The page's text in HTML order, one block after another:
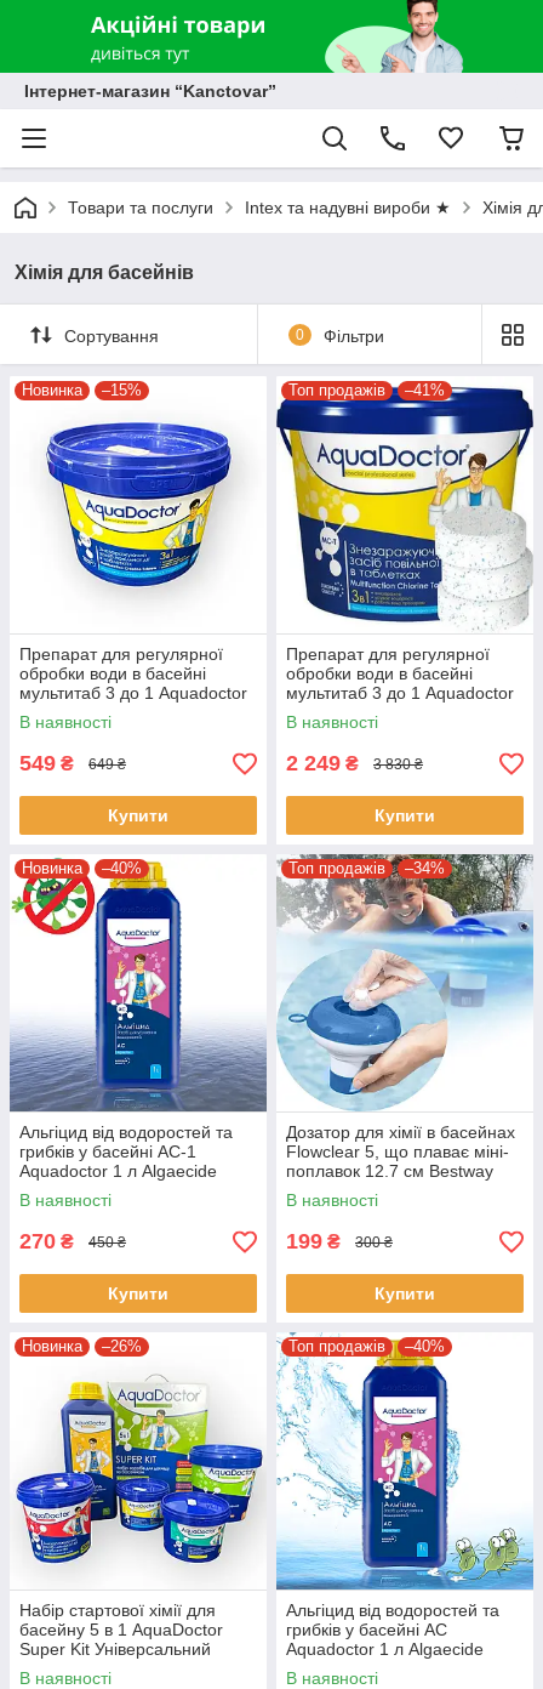
Інтернет-магазин “Kanctovar”
Товари та послуги Intex та надувні вироби ★ Хімія
Хімія для басейнів
Сортування 0 Фільтри
Новинка –15%
Препарат для регулярної
обробки води в басейні
мультитаб 3 до 1 Aquadoctor
1 кг таблетки 200 г
В наявності
549 ₴ 649 ₴
Купити
Топ продажів –41%
Препарат для регулярної
обробки води в басейні
мультитаб 3 до 1 Aquadoctor
5 кг таблетки 200 г
В наявності
2 249 ₴ 3 830 ₴
Купити
Новинка –40%
Альгіцид від водоростей та
грибків у басейні AC-1
Aquadoctor 1 л Algaecide
дезінфікуючий препарат
В наявності
270 ₴ 450 ₴
Купити
Топ продажів –34%
Дозатор для хімії в басейнах
Flowclear 5, що плаває міні-
поплавок 12.7 см Bestway
58210
В наявності
199 ₴ 300 ₴
Купити
Новинка –26%
Набір стартової хімії для
басейну 5 в 1 AquaDoctor
Super Kit Універсальний
набір хімії для басейну
В наявності
Топ продажів –40%
Альгіцид від водоростей та
грибків у басейні AC
Aquadoctor 1 л Algaecide
дезінфікуючий препарат
В наявності